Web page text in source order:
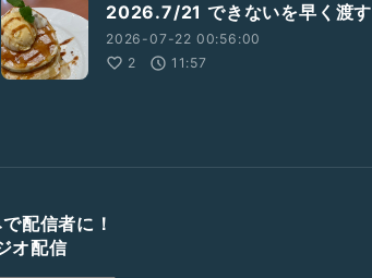
2026.7/21 できないを早く渡す
2026-07-22 00:56:00
2
11:57
配信者に！
オ配信